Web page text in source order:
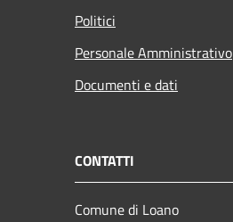
Politici
Personale Amministrativo
Documenti e dati
CONTATTI
Comune di Loano